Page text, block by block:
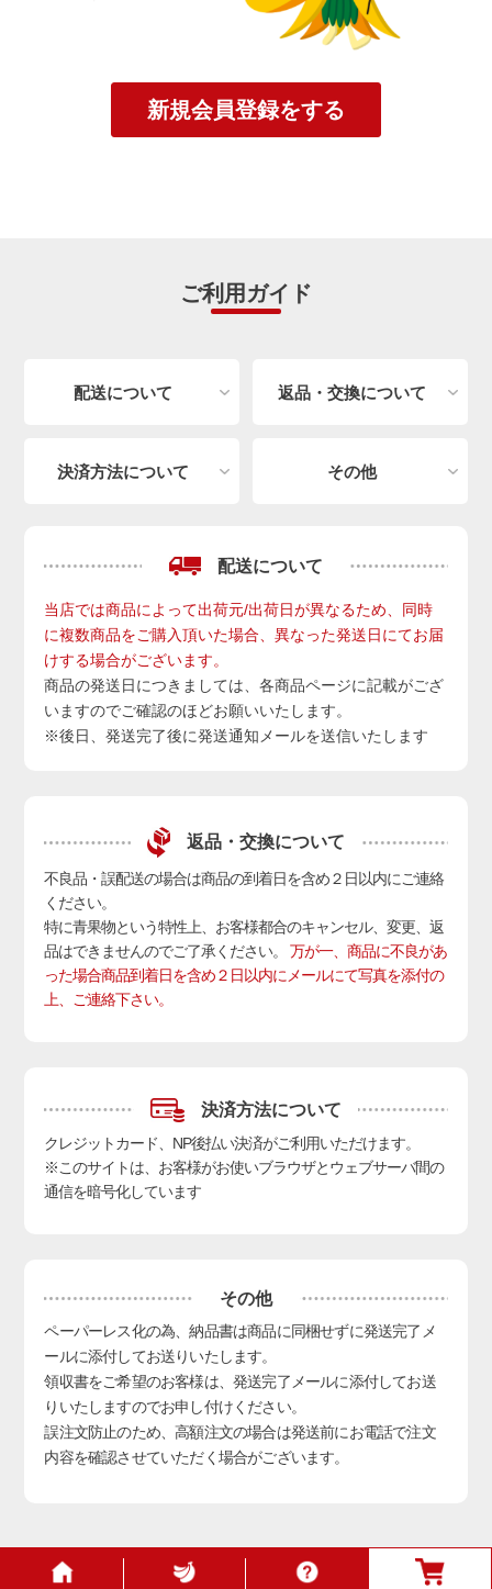
新規会員登録をする
ご利用ガイド
配送について 返品・交換について
決済方法について その他
配送について
当店では商品によって出荷元/出荷日が異なるため、同時
に複数商品をご購入頂いた場合、異なった発送日にてお届
けする場合がございます。
商品の発送日につきましては、各商品ページに記載がござ
いますのでご確認のほどお願いいたします。
※後日、発送完了後に発送通知メールを送信いたします
返品・交換について
不良品・誤配送の場合は商品の到着日を含め２日以内にご連絡
ください。
特に青果物という特性上、お客様都合のキャンセル、変更、返
品はできませんのでご了承ください。万が一、商品に不良があ
った場合商品到着日を含め２日以内にメールにて写真を添付の
上、ご連絡下さい。
決済方法について
クレジットカード、NP後払い決済がご利用いただけます。
※このサイトは、お客様がお使いブラウザとウェブサーバ間の
通信を暗号化しています
その他
ペーパーレス化の為、納品書は商品に同梱せずに発送完了メ
ールに添付してお送りいたします。
領収書をご希望のお客様は、発送完了メールに添付してお送
りいたしますのでお申し付けください。
誤注文防止のため、高額注文の場合は発送前にお電話で注文
内容を確認させていただく場合がございます。